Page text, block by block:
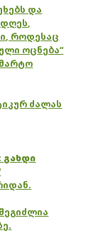
და
როდესაც
ოცნება“
ძალას
გახდი